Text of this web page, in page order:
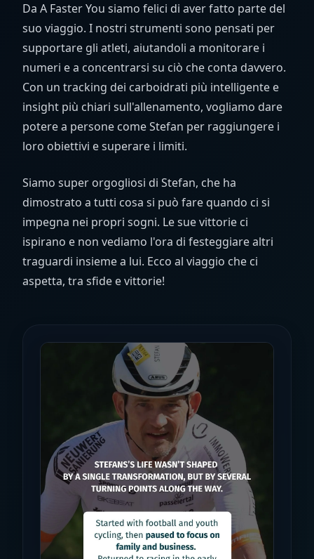
Da A Faster You siamo felici di aver fatto parte del
suo viaggio. I nostri strumenti sono pensati per
supportare gli atleti, aiutandoli a monitorare i
numeri e a concentrarsi su ciò che conta davvero.
Con un tracking dei carboidrati più intelligente e
insight più chiari sull'allenamento, vogliamo dare
potere a persone come Stefan per raggiungere i
loro obiettivi e superare i limiti.
Siamo super orgogliosi di Stefan, che ha
dimostrato a tutti cosa si può fare quando ci si
impegna nei propri sogni. Le sue vittorie ci
ispirano e non vediamo l'ora di festeggiare altri
traguardi insieme a lui. Ecco al viaggio che ci
aspetta, tra sfide e vittorie!